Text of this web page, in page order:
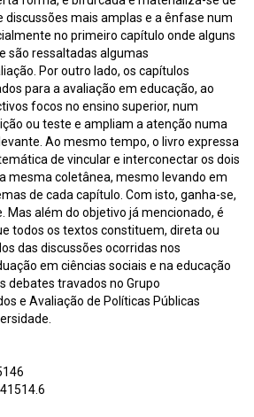
discussões mais amplas e a ênfase num
no primeiro capítulo onde alguns
são ressaltadas algumas
Por outro lado, os capítulos
para a avaliação em educação, ao
focos no ensino superior, num
ou teste e ampliam a atenção numa
Ao mesmo tempo, o livro expressa
de vincular e interconectar os dois
mesma coletânea, mesmo levando em
de cada capítulo. Com isto, ganha-se,
Mas além do objetivo já mencionado, é
todos os textos constituem, direta ou
das discussões ocorridas nos
em ciências sociais e na educação
debates travados no Grupo
e Avaliação de Políticas Públicas